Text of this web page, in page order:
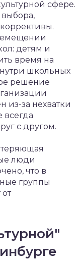
сфере.
выбора,
детям и
время на
школьных
решение
из-за нехватки
всегда
с другом.
люди
что в
группы